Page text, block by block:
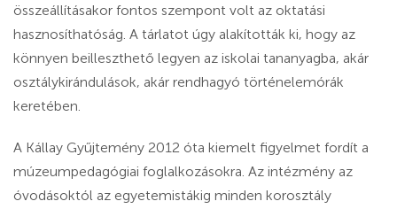
összeállításakor fontos szempont volt az oktatási
hasznosíthatóság. A tárlatot úgy alakították ki, hogy az
könnyen beilleszthető legyen az iskolai tananyagba, akár
osztálykirándulások, akár rendhagyó történelemórák
keretében.
A Kállay Gyűjtemény 2012 óta kiemelt figyelmet fordít a
múzeumpedagógiai foglalkozásokra. Az intézmény az
óvodásoktól az egyetemistákig minden korosztály